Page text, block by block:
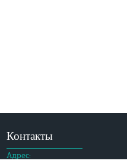
Контакты
Адрес: